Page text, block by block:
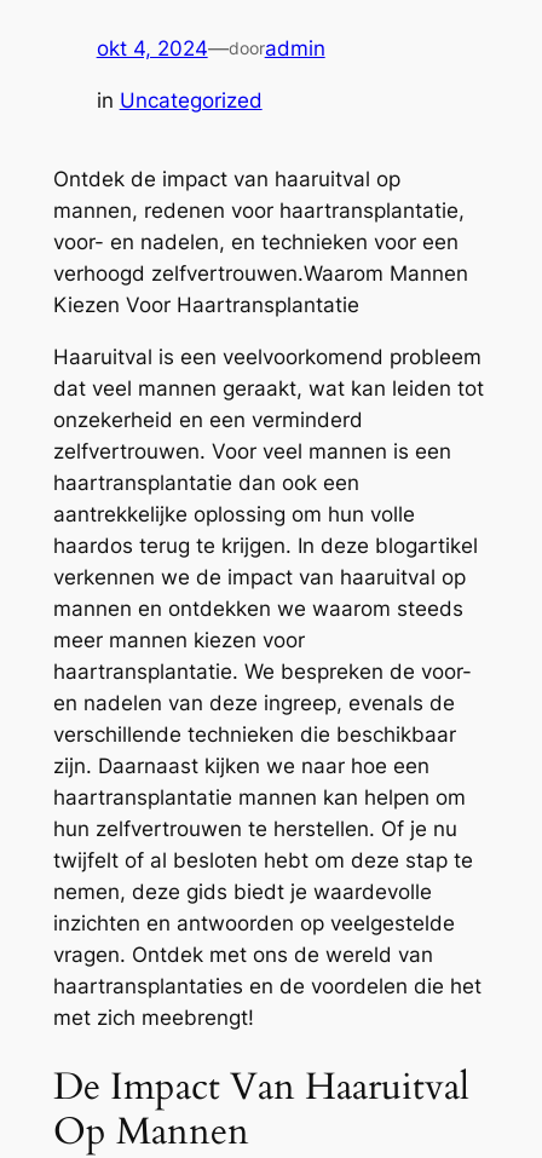
okt 4, 2024—dooradmin
in Uncategorized
Ontdek de impact van haaruitval op
mannen, redenen voor haartransplantatie,
voor- en nadelen, en technieken voor een
verhoogd zelfvertrouwen.Waarom Mannen
Kiezen Voor Haartransplantatie
Haaruitval is een veelvoorkomend probleem
dat veel mannen geraakt, wat kan leiden tot
onzekerheid en een verminderd
zelfvertrouwen. Voor veel mannen is een
haartransplantatie dan ook een
aantrekkelijke oplossing om hun volle
haardos terug te krijgen. In deze blogartikel
verkennen we de impact van haaruitval op
mannen en ontdekken we waarom steeds
meer mannen kiezen voor
haartransplantatie. We bespreken de voor-
en nadelen van deze ingreep, evenals de
verschillende technieken die beschikbaar
zijn. Daarnaast kijken we naar hoe een
haartransplantatie mannen kan helpen om
hun zelfvertrouwen te herstellen. Of je nu
twijfelt of al besloten hebt om deze stap te
nemen, deze gids biedt je waardevolle
inzichten en antwoorden op veelgestelde
vragen. Ontdek met ons de wereld van
haartransplantaties en de voordelen die het
met zich meebrengt!
De Impact Van Haaruitval
Op Mannen